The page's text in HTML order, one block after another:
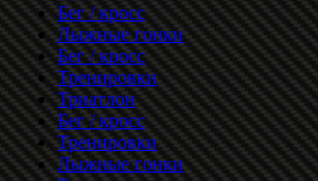
Бег / кросс
Лыжные гонки
Бег / кросс
Тренировки
Триатлон
Бег / кросс
Тренировки
Лыжные гонки